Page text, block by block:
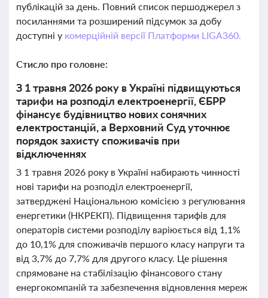
публікацій за день. Повний список першоджерел з
посиланнями та розширений підсумок за добу
доступні у комерційній версії Платформи LIGA360.
Стисло про головне:
З 1 травня 2026 року в Україні підвищуються
тарифи на розподіл електроенергії, ЄБРР
фінансує будівництво нових сонячних
електростанцій, а Верховний Суд уточнює
порядок захисту споживачів при
відключеннях
З 1 травня 2026 року в Україні набирають чинності
нові тарифи на розподіл електроенергії,
затверджені Національною комісією з регулювання
енергетики (НКРЕКП). Підвищення тарифів для
операторів системи розподілу варіюється від 1,1%
до 10,1% для споживачів першого класу напруги та
від 3,7% до 7,7% для другого класу. Це рішення
спрямоване на стабілізацію фінансового стану
енергокомпаній та забезпечення відновлення мереж